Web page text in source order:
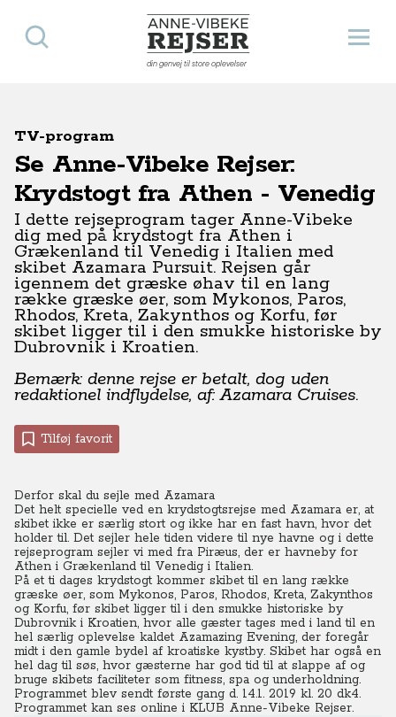
Anne-Vibeke Rejser
din genvej til store oplevelser
Åbn
Søg
TV-program
Se Anne-Vibeke Rejser:
Krydstogt fra Athen - Venedig
I dette rejseprogram tager Anne-Vibeke
dig med på krydstogt fra Athen i
Grækenland til Venedig i Italien med
skibet Azamara Pursuit. Rejsen går
igennem det græske øhav til en lang
række græske øer, som Mykonos, Paros,
Rhodos, Kreta, Zakynthos og Korfu, før
skibet ligger til i den smukke historiske by
Dubrovnik i Kroatien.
Bemærk: denne rejse er betalt, dog uden
redaktionel indflydelse, af: Azamara Cruises.
Tilføj favorit
Derfor skal du sejle med Azamara
Det helt specielle ved en krydstogtsrejse med Azamara er, at
skibet ikke er særlig stort og ikke har en fast havn, hvor det
holder til. Det sejler hele tiden videre til nye havne og i dette
rejseprogram sejler vi med fra Piræus, der er havneby for
Athen i Grækenland til Venedig i Italien.
På et ti dages krydstogt kommer skibet til en lang række
græske øer, som Mykonos, Paros, Rhodos, Kreta, Zakynthos
og Korfu, før skibet ligger til i den smukke historiske by
Dubrovnik i Kroatien, hvor alle gæster tages med i land til en
hel særlig oplevelse kaldet Azamazing Evening, der foregår
midt i den gamle bydel af kroatiske kystby. Skibet har også en
hel dag til søs, hvor gæsterne har god tid til at slappe af og
bruge skibets faciliteter som fitness, spa og underholdning.
Programmet blev sendt første gang d. 14.1. 2019 kl. 20 dk4.
Programmet kan ses onlinei KLUB Anne-Vibeke Rejser.